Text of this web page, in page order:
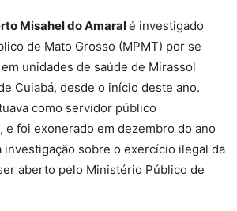
Misahel do Amaralé investigado
de Mato Grosso (MPMT) por se
unidades de saúde de Mirassol
Cuiabá, desde o início deste ano.
como servidor público
e foi exonerado em dezembro do ano
investigação sobre o exercício ilegal da
aberto pelo Ministério Público de